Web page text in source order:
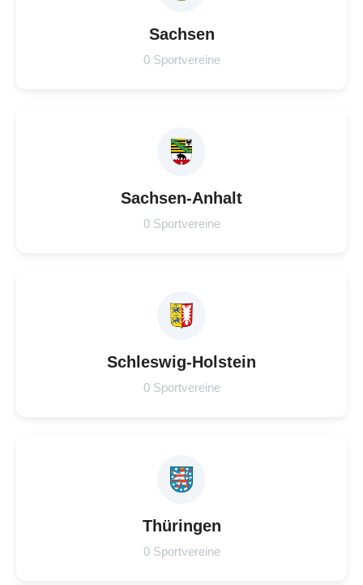
Sachsen
0 Sportvereine
Sachsen-Anhalt
0 Sportvereine
Schleswig-Holstein
0 Sportvereine
Thüringen
0 Sportvereine